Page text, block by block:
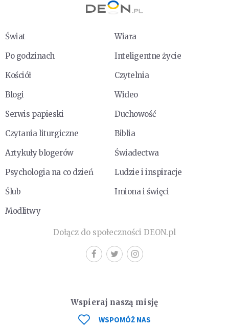
Świat
Wiara
Po godzinach
Inteligentne życie
Kościół
Czytelnia
Blogi
Wideo
Serwis papieski
Duchowość
Czytania liturgiczne
Biblia
Artykuły blogerów
Świadectwa
Psychologia na co dzień
Ludzie i inspiracje
Ślub
Imiona i święci
Modlitwy
Dołącz do społeczności DEON.pl
Wspieraj naszą misję
WSPOMÓŻ NAS